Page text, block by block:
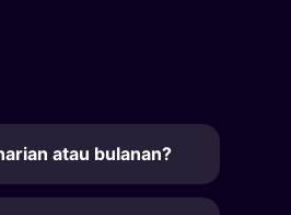
atau bulanan?